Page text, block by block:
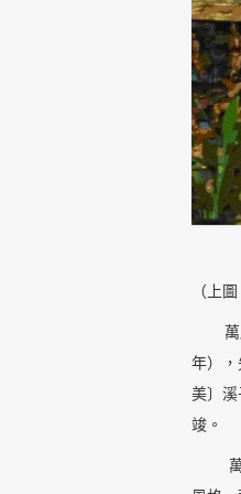
（上
萬慶
年）
美〕溪
竣。